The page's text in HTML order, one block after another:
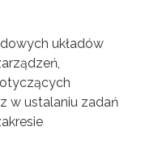
układów
w ustalaniu zadań